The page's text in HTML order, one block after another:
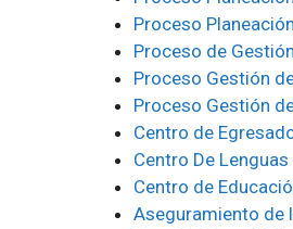
Proceso
Proceso de
Proceso Gestión
Proceso Gestión
Centro de
Centro De Lenguas
Centro de
Aseguramiento de